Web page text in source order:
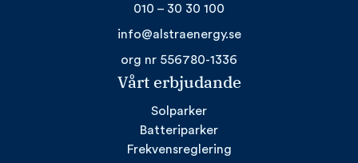
010 – 30 30 100
info@alstraenergy.se
org nr 556780-1336
Vårt erbjudande
Solparker
Batteriparker
Frekvensreglering